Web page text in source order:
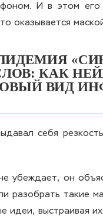
И в этом
оказывается
КАК
ВИД
себя
убеждает, он
разобрать такие
выстраивая